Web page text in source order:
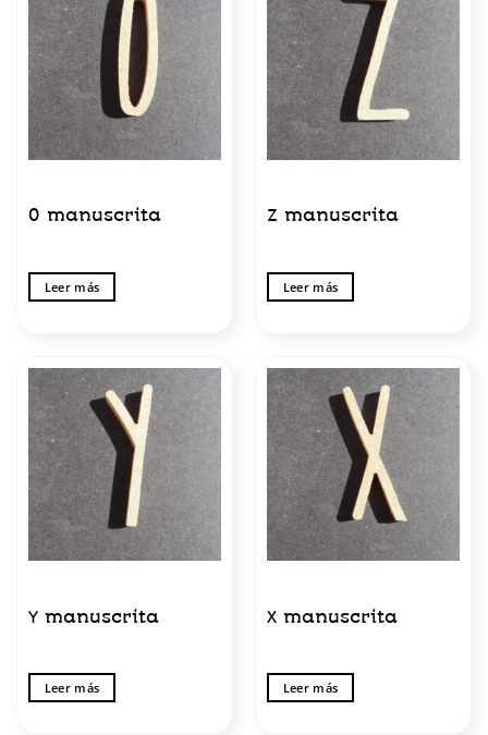
0 manuscrita
Leer más
Z manuscrita
Leer más
Y manuscrita
Leer más
X manuscrita
Leer más